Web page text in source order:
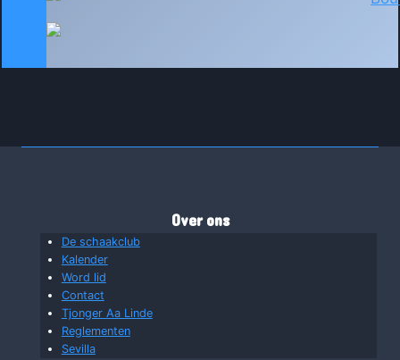
Over ons
De schaakclub
Kalender
Word lid
Contact
Tjonger Aa Linde
Reglementen
Sevilla